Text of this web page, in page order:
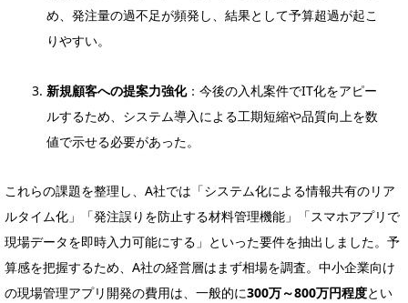
め、発注量の過不足が頻発し、結果として予算超過が起こ
りやすい。
新規顧客への提案力強化：今後の入札案件でIT化をアピー
ルするため、システム導入による工期短縮や品質向上を数
値で示せる必要があった。
これらの課題を整理し、A社では「システム化による情報共有のリア
ルタイム化」「発注誤りを防止する材料管理機能」「スマホアプリで
現場データを即時入力可能にする」といった要件を抽出しました。予
算感を把握するため、A社の経営層はまず相場を調査。中小企業向け
の現場管理アプリ開発の費用は、一般的に300万～800万円程度とい